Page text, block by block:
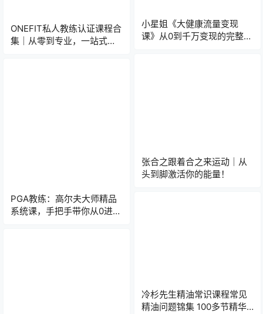
ONEFIT私人教练认证课程合
集｜从零到专业，一站式解
小星姐《大健康流量变现
课》从0到千万变现的完整闭
张合之跟着合之来运动｜从
头到脚激活你的能量！
PGA教练：高尔夫大师精品
系统课，手把手带你从0进
冷杉先生精油常识课程常见
精油问题锦集 ​100多节精华